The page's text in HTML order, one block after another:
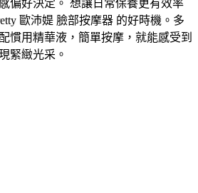
偏好決定。 想讓日常保養更有效率
歐沛媞 臉部按摩器 的好時機。多
慣用精華液，簡單按摩，就能感受到
緊緻光采。